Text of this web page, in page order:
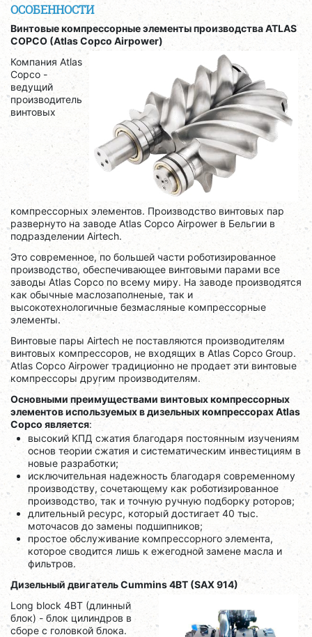
ОСОБЕННОСТИ
Винтовые компрессорные элементы производства ATLAS
COPCO (Atlas Copco Airpower)
Компания Atlas
Copcо -
ведущий
производитель
винтовых
компрессорных элементов. Производство винтовых пар
развернуто на заводе Atlas Copco Airpower в Бельгии в
подразделении Airtech.
Это современное, по большей части роботизированное
производство, обеспечивающее винтовыми парами все
заводы Atlas Copco по всему миру. На заводе производятся
как обычные маслозаполненые, так и
высокотехнологичные безмасляные компрессорные
элементы.
Винтовые пары Airtech не поставляются производителям
винтовых компрессоров, не входящих в Atlas Copco Group.
Atlas Copco Airpower традиционно не продает эти винтовые
компрессоры другим производителям.
Основными преимуществами винтовых компрессорных
элементов используемых в дизельных компрессорах Atlas
Copco является:
высокий КПД сжатия благодаря постоянным изучениям
основ теории сжатия и систематическим инвестициям в
новые разработки;
исключительная надежность благодаря современному
производству, сочетающему как роботизированное
производство, так и точную ручную подборку роторов;
длительный ресурс, который достигает 40 тыс.
моточасов до замены подшипников;
простое обслуживание компрессорного элемента,
которое сводится лишь к ежегодной замене масла и
фильтров.
Дизельный двигатель Cummins 4BT (SAX 914)
Long block 4BT (длинный
блок) - блок цилиндров в
сборе с головкой блока.